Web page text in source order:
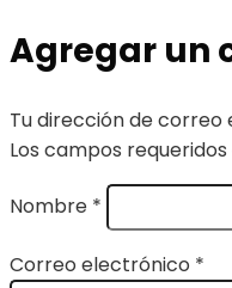
Agregar un
Tu dirección de
Los campos
Nombre *
Correo electrónico *